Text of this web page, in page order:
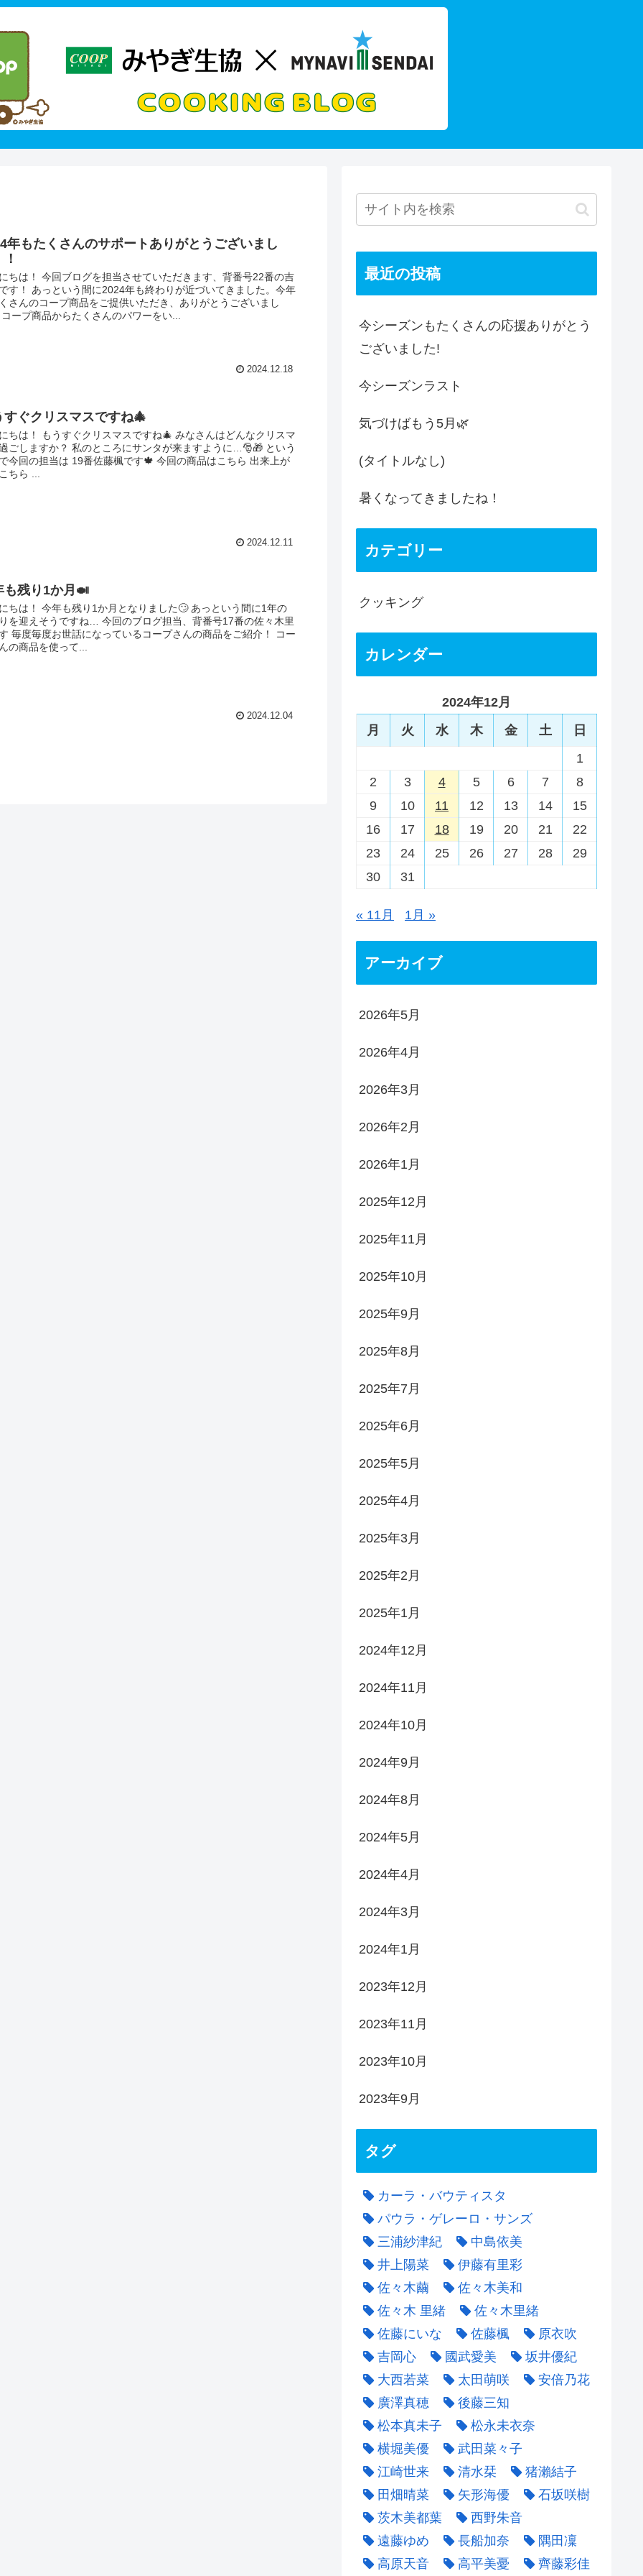
年もたくさんのサポートありがとうございまし
ちは！ 今回ブログを担当させていただきます、背番号22番の吉
す！ あっという間に2024年も終わりが近づいてきました。今年
さんのコープ商品をご提供いただき、ありがとうございまし
ープ商品からたくさんのパワーをい...
2024.12.18
すぐクリスマスですね🎄
ちは！ もうすぐクリスマスですね🎄 みなさんはどんなクリスマ
ごしますか？ 私のところにサンタが来ますように…🎅🎁 という
今回の担当は 19番佐藤楓です🍁 今回の商品はこちら 出来上が
ちら ...
2024.12.11
も残り1か月🍛
ちは！ 今年も残り1か月となりました🙄 あっという間に1年の
を迎えそうですね… 今回のブログ担当、背番号17番の佐々木里
毎度毎度お世話になっているコープさんの商品をご紹介！ コー
の商品を使って...
2024.12.04
最近の投稿
今シーズンもたくさんの応援ありがとう
ございました!
今シーズンラスト
気づけばもう5月🌿
(タイトルなし)
暑くなってきましたね！
カテゴリー
クッキング
カレンダー
2024年12月
月
火 水 木 金 土
日
1
2
3 4 5 6 7
8
9
10 11 12 13 14
15
16
17 18 19 20 21
22
23
24 25 26 27 28
29
30
31
« 11月 1月 »
アーカイブ
2026年5月
2026年4月
2026年3月
2026年2月
2026年1月
2025年12月
2025年11月
2025年10月
2025年9月
2025年8月
2025年7月
2025年6月
2025年5月
2025年4月
2025年3月
2025年2月
2025年1月
2024年12月
2024年11月
2024年10月
2024年9月
2024年8月
2024年5月
2024年4月
2024年3月
2024年1月
2023年12月
2023年11月
2023年10月
2023年9月
タグ
カーラ・バウティスタ
パウラ・ゲレーロ・サンズ
三浦紗津紀
中島依美
井上陽菜
伊藤有里彩
佐々木繭
佐々木美和
佐々木 里緒
佐々木里緒
佐藤にいな
佐藤楓
原衣吹
吉岡心
國武愛美
坂井優紀
大西若菜
太田萌咲
安倍乃花
廣澤真穂
後藤三知
松本真未子
松永未衣奈
横堀美優
武田菜々子
江崎世来
清水栞
猪瀨結子
田畑晴菜
矢形海優
石坂咲樹
茨木美都葉
西野朱音
遠藤ゆめ
長船加奈
隅田凜
高原天音
高平美憂 齊藤彩佳